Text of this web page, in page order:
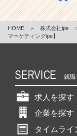
HOME ＞ 株式会社ipe
マーケティングipe】
SERVICE 就職
求人を探す
企業を探す
タイムライ